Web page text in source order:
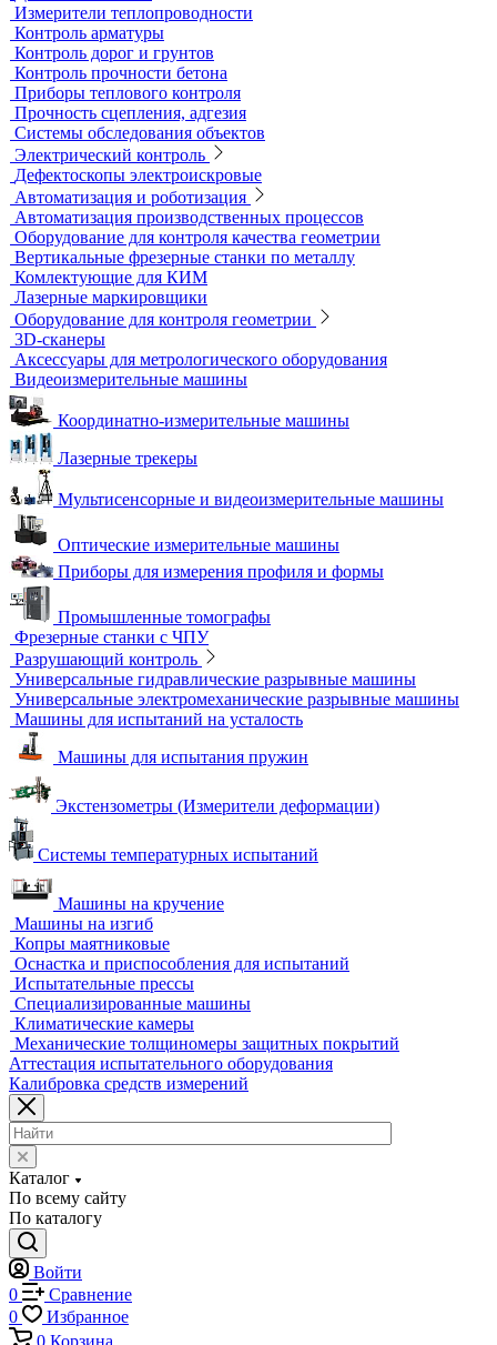
Течеискатели многодатчиковые
Трассотечеискатели
Контроль в строительстве
Виброизмерительные приборы
Диагностика свай
Измерители теплопроводности
Контроль арматуры
Контроль дорог и грунтов
Контроль прочности бетона
Приборы теплового контроля
Прочность сцепления, адгезия
Системы обследования объектов
Электрический контроль
Дефектоскопы электроискровые
Автоматизация и роботизация
Автоматизация производственных процессов
Оборудование для контроля качества геометрии
Вертикальные фрезерные станки по металлу
Комлектующие для КИМ
Лазерные маркировщики
Оборудование для контроля геометрии
3D-сканеры
Аксессуары для метрологического оборудования
Видеоизмерительные машины
Координатно-измерительные машины
Лазерные трекеры
Оптические измерительные машины
Приборы для измерения профиля и формы
Промышленные томографы
Фрезерные станки с ЧПУ
Разрушающий контроль
Универсальные гидравлические разрывные машины
Универсальные электромеханические разрывные машины
Машины для испытаний на усталость
Машины для испытания пружин
Экстензометры (Измерители деформации)
Системы температурных испытаний
Машины на кручение
Машины на изгиб
Копры маятниковые
Оснастка и приспособления для испытаний
Испытательные прессы
Специализированные машины
Климатические камеры
Механические толщиномеры защитных покрытий
Аттестация испытательного оборудования
Калибровка средств измерений
Каталог
По всему сайту
По каталогу